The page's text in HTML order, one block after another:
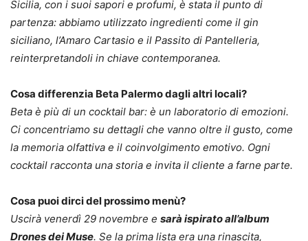
Sicilia, con i suoi sapori e profumi, è stata il punto di
partenza: abbiamo utilizzato ingredienti come il gin
siciliano, l’Amaro Cartasio e il Passito di Pantelleria,
reinterpretandoli in chiave contemporanea.
Cosa differenzia Beta Palermo dagli altri locali?
Beta è più di un cocktail bar: è un laboratorio di emozioni.
Ci concentriamo su dettagli che vanno oltre il gusto, come
la memoria olfattiva e il coinvolgimento emotivo. Ogni
cocktail racconta una storia e invita il cliente a farne parte.
Cosa puoi dirci del prossimo menù?
Uscirà venerdì 29 novembre e sarà ispirato all’album
Drones dei Muse. Se la prima lista era una rinascita,